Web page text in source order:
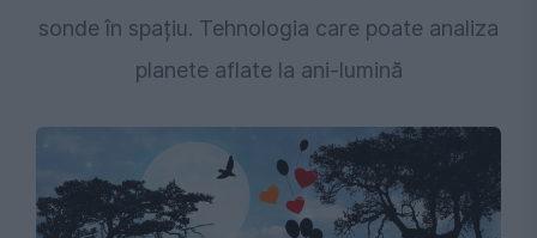
sonde în spațiu. Tehnologia care poate analiza
planete aflate la ani-lumină